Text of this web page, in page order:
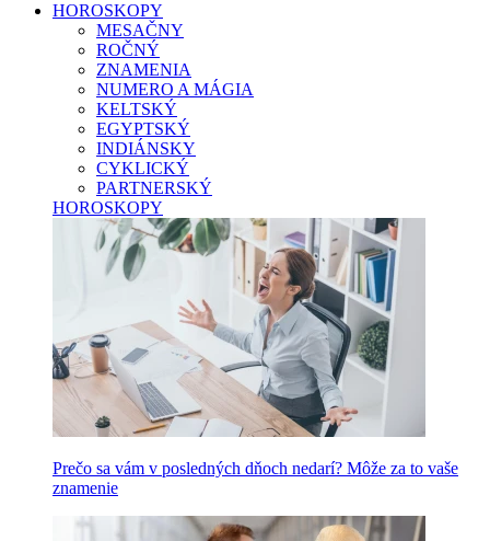
HOROSKOPY
MESAČNY
ROČNÝ
ZNAMENIA
NUMERO A MÁGIA
KELTSKÝ
EGYPTSKÝ
INDIÁNSKY
CYKLICKÝ
PARTNERSKÝ
HOROSKOPY
Prečo sa vám v posledných dňoch nedarí? Môže za to vaše
znamenie